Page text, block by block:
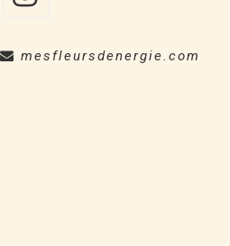
mesfleursdenergie.com